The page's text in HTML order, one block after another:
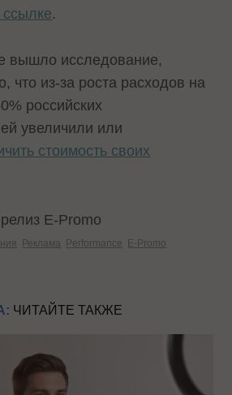
ссылке.
вышло исследование,
что из-за роста расходов на
российских
увеличили или
стоимость своих
E-Promo
Реклама Performance E-Promo
ЧИТАЙТЕ ТАКЖЕ